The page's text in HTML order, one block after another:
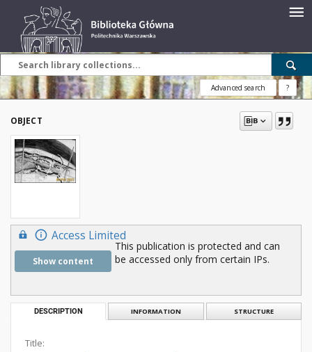
Advanced search ?
OBJECT
Access Limited
Show content
This publication is protected and can
be accessed only from certain IPs.
DESCRIPTION INFORMATION STRUCTURE
Title: